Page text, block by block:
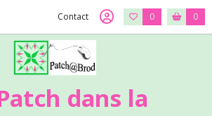
Contact 0 0
dans la